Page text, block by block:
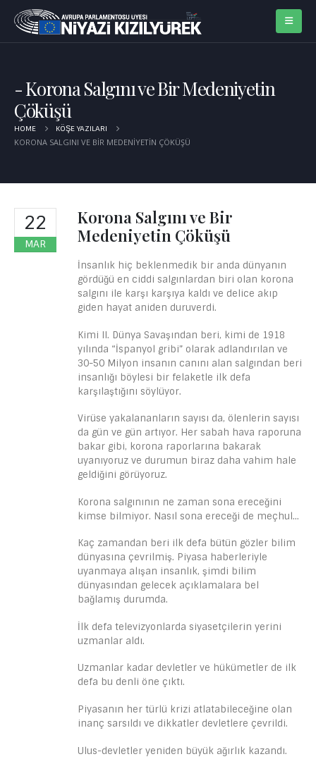
Korona Salgını ve Bir Medeniyetin
Çöküşü
HOME KÖŞE YAZILARI
KORONA SALGINI VE BIR MEDENIYETIN ÇÖKÜŞÜ
22
MAR
Korona Salgını ve Bir
Medeniyetin Çöküşü
İnsanlık hiç beklenmedik bir anda dünyanın
gördüğü en ciddi salgınlardan biri olan korona
salgını ile karşı karşıya kaldı ve delice akıp
giden hayat aniden duruverdi.
Kimi II. Dünya Savaşından beri, kimi de 1918
yılında “İspanyol gribi” olarak adlandırılan ve
30-50 Milyon insanın canını alan salgından beri
insanlığı böylesi bir felaketle ilk defa
karşılaştığını söylüyor.
Virüse yakalananların sayısı da, ölenlerin sayısı
da gün ve gün artıyor. Her sabah hava raporuna
bakar gibi, korona raporlarına bakarak
uyanıyoruz ve durumun biraz daha vahim hale
geldiğini görüyoruz.
Korona salgınının ne zaman sona ereceğini
kimse bilmiyor. Nasıl sona ereceği de meçhul…
Kaç zamandan beri ilk defa bütün gözler bilim
dünyasına çevrilmiş. Piyasa haberleriyle
uyanmaya alışan insanlık, şimdi bilim
dünyasından gelecek açıklamalara bel
bağlamış durumda.
İlk defa televizyonlarda siyasetçilerin yerini
uzmanlar aldı.
Uzmanlar kadar devletler ve hükümetler de ilk
defa bu denli öne çıktı.
Piyasanın her türlü krizi atlatabileceğine olan
inanç sarsıldı ve dikkatler devletlere çevrildi.
Ulus-devletler yeniden büyük ağırlık kazandı.